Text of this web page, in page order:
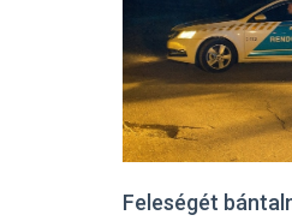
Feleségét